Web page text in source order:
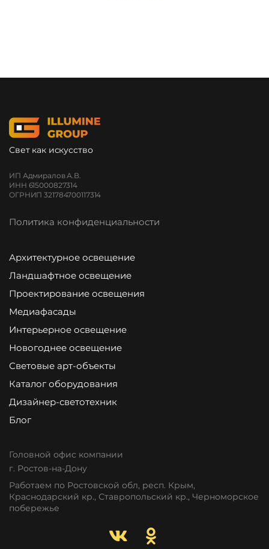
Свет как искусство
ИП Адмиралов А.В.
ИНН 615000827314
ОГРНИП 321784700117314
Политика конфиденциальности
Архитектурное освещение
Ландшафтное освещение
Проектирование освещения
Медиафасады
Интерьерное освещение
Новогоднее освещение
Световые арт-объекты
Каталог оборудования
Дизайнер-светотехник
Блог
Головной офис компании
г. Ростов-на-Дону
Работаем по Ростовской обл, респ. Крым,
Краснодарский кр., Ставропольский кр., Черноморское
побережье